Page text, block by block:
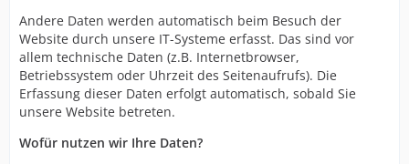
Andere Daten werden automatisch beim Besuch der
Website durch unsere IT-Systeme erfasst. Das sind vor
allem technische Daten (z.B. Internetbrowser,
Betriebssystem oder Uhrzeit des Seitenaufrufs). Die
Erfassung dieser Daten erfolgt automatisch, sobald Sie
unsere Website betreten.
Wofür nutzen wir Ihre Daten?